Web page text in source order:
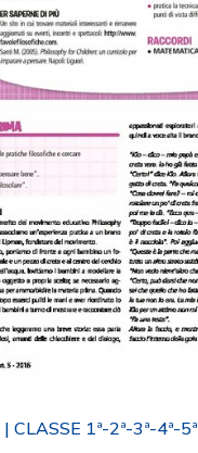
| CLASSE 1ª-2ª-3ª-4ª-5ª